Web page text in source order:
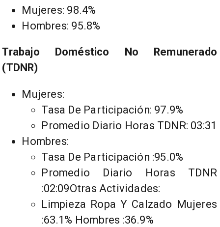
Mujeres: 98.4%
Hombres: 95.8%
Trabajo Doméstico No Remunerado
(TDNR)
Mujeres:
Tasa De Participación: 97.9%
Promedio Diario Horas TDNR: 03:31
Hombres:
Tasa De Participación :95.0%
Promedio Diario Horas TDNR
:02:09Otras Actividades:
Limpieza Ropa Y Calzado Mujeres
:63.1% Hombres :36.9%